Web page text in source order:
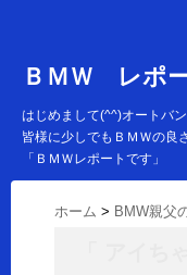
ＢＭＷ レポ
はじめまして(^^)オートバ
皆様に少しでもＢＭＷの良
「ＢＭＷレポートです」
ホーム > BMW親父